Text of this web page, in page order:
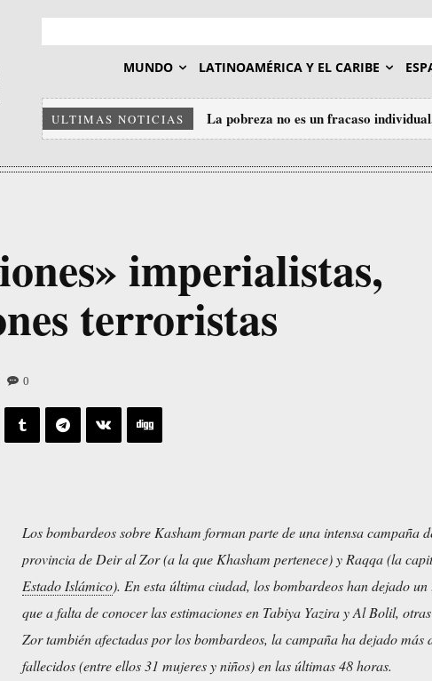
MUNDO LATINOAMÉRICA Y EL CARIBE
ULTIMAS NOTICIAS La pobreza no es un fracaso
imperialistas,
terroristas
0
Los bombardeos sobre Kasham forman parte de una intensa campaña
provincia de Deir al Zor (a la que Khasham pertenece) y Raqqa (la
Estado Islámico). En esta última ciudad, los bombardeos han dejado
que a falta de conocer las estimaciones en Tabiya Yazira y Al Bolil,
Zor también afectadas por los bombardeos, la campaña ha dejado más
fallecidos (entre ellos 31 mujeres y niños) en las últimas 48 horas.